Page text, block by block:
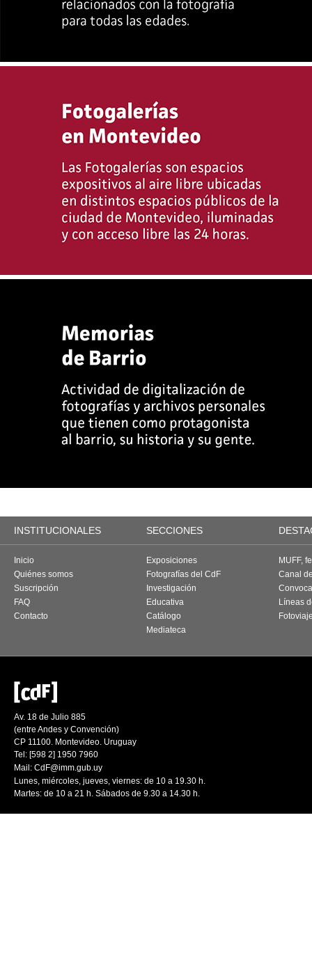
INSTITUCIONALES SECCIONES
Inicio
Quiénes somos
Suscripción
FAQ
Contacto
Exposiciones
Fotografías del CdF
Investigación
Educativa
Catálogo
Mediateca
MUFF,
Canal
Líneas
Av. 18 de Julio 885
(entre Andes y Convención)
CP 11100. Montevideo. Uruguay
Tel: [598 2] 1950 7960
Mail: CdF@imm.gub.uy
Lunes, miércoles, jueves, viernes: de 10 a 19.30 h.
Martes: de 10 a 21 h. Sábados de 9.30 a 14.30 h.